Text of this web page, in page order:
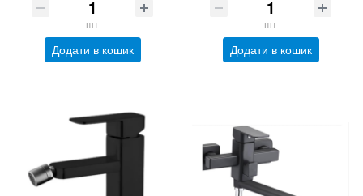
шт
Додати в кошик
шт
Додати в кошик